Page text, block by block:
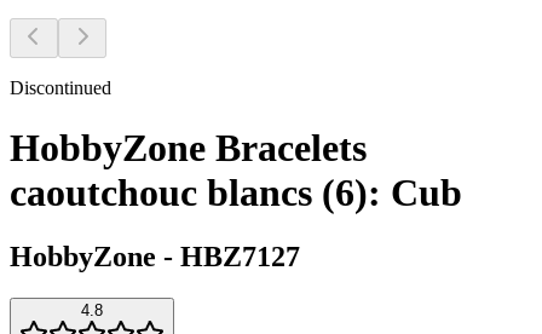
Discontinued
HobbyZone Bracelets
caoutchouc blancs (6): Cub
HobbyZone - HBZ7127
4.8